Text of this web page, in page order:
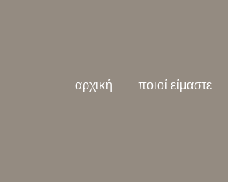
αρχική ποιοί είμαστε